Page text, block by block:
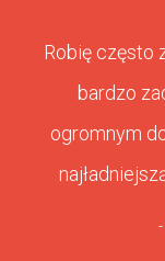
Robię często
bardzo
ogromnym